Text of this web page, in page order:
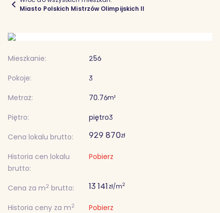
Miasto Polskich Mistrzów Olimpijskich II
Mieszkanie:
256
Pokoje:
3
Metraż:
70.76m²
Piętro: piętro3
Cena lokalu brutto:
929 870zł
Historia cen lokalu
brutto:
Pobierz
Cena za m2 brutto: 13 141zł/m2
Historia ceny za m2 Pobierz